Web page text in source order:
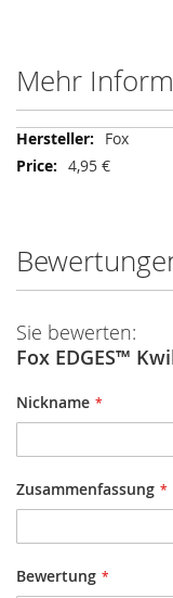
Mehr
Mehr
Informationen
Fox
4,95 €
Sie bewerten:
Fox EDGES™
Nickname
Zusammenfassung
Bewertung